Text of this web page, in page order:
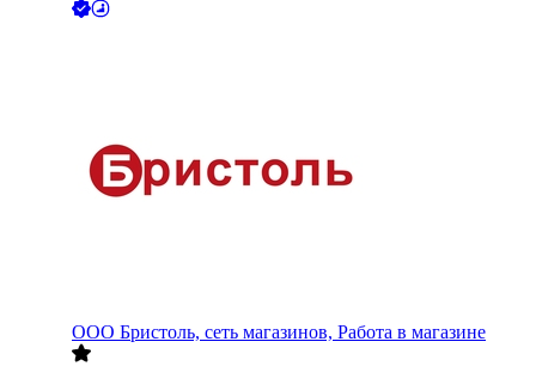
ООО Бристоль, сеть магазинов, Работа в магазине